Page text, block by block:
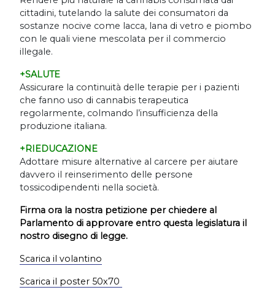
cittadini, tutelando la salute dei consumatori da
sostanze nocive come lacca, lana di vetro e piombo
con le quali viene mescolata per il commercio
illegale.
+SALUTE
Assicurare la continuità delle terapie per i pazienti
che fanno uso di cannabis terapeutica
regolarmente, colmando l’insufficienza della
produzione italiana.
+RIEDUCAZIONE
Adottare misure alternative al carcere per aiutare
davvero il reinserimento delle persone
tossicodipendenti nella società.
Firma ora la nostra petizione per chiedere al
Parlamento di approvare entro questa legislatura il
nostro disegno di legge.
Scarica il volantino
Scarica il poster 50x70